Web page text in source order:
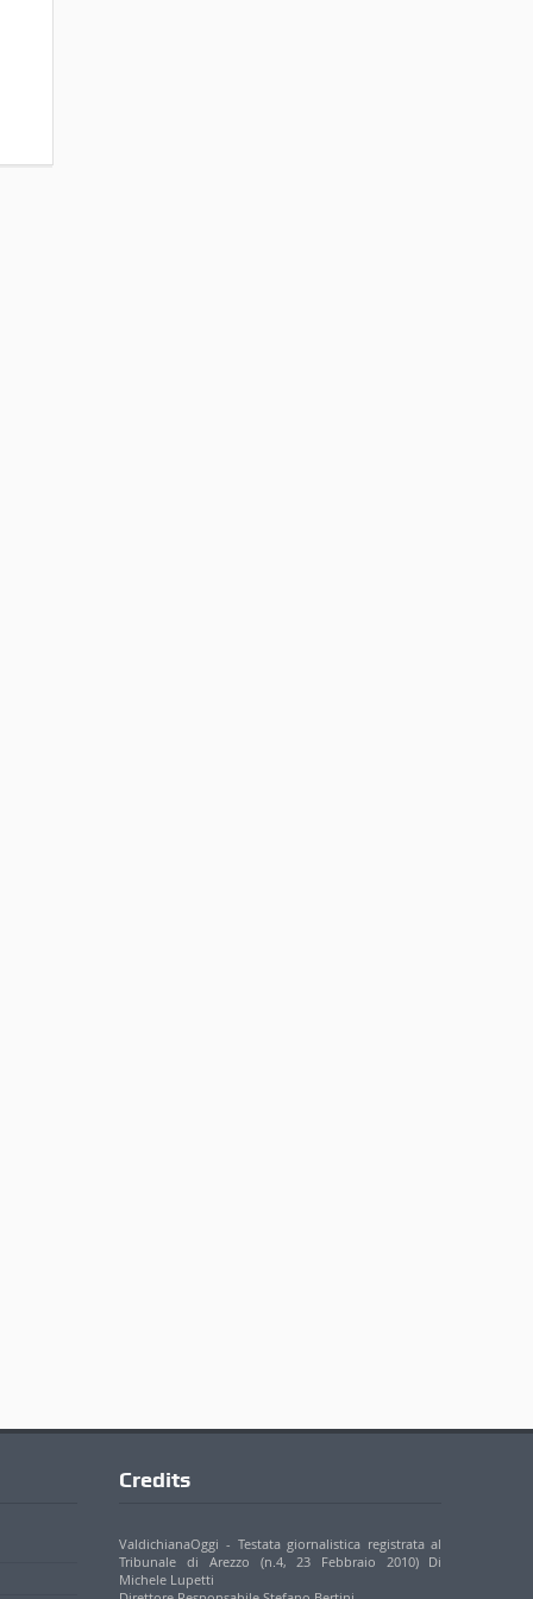
Credits
ValdichianaOggi - Testata giornalistica registrata al
Tribunale di Arezzo (n.4, 23 Febbraio 2010) Di
Michele Lupetti